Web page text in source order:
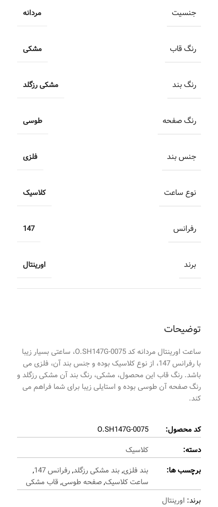
توضیحات
ساعت اورینتال مردانه کد O.SH147G-0075، ساعتی بسیار زیبا
با رفرانس 147، از نوع کلاسیک بوده و جنس بند آن، فلزی می
باشد. رنگ قاب این محصول، مشکی، رنگ بند آن مشکی رزگلد و
رنگ صفحه آن طوسی بوده و استایلی زیبا برای شما فراهم می
کند.
کد محصول:
O.SH147G-0075
دسته:
کلاسیک
برچسب ها:
بند فلزی, بند مشکی رزگلد,رفرانس 147
,
ساعت کلاسیک,صفحه طوسی, قاب مشکی
برند: اورینتال
جنسیت مردانه
رنگ قاب مشکی
رنگ بند مشکی رزگلد
رنگ صفحه طوسی
جنس بند فلزی
نوع ساعت کلاسیک
رفرانس 147
برند اورینتال